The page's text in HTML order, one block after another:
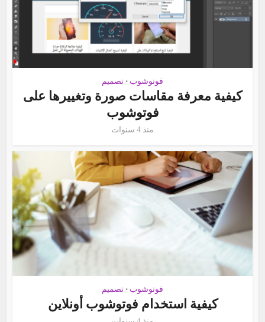
تصميم • فوتوشوب
كيفية معرفة مقاسات صورة وتغييرها على
فوتوشوب
منذ 4 سنوات
تصميم • فوتوشوب
كيفية استخدام فوتوشوب أونلاين